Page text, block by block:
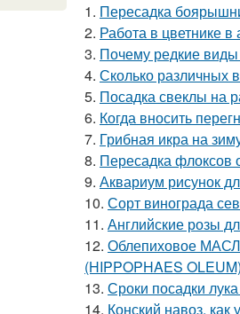
1. Пересадка
2. Работа в цветнике в
3. Почему редкие
4. Сколько различных
5. Посадка свеклы на
6. Когда вносить
7. Грибная икра на
8. Пересадка флоксов
9. Аквариум рисунок
10. Сорт винограда
11. Английские розы
12. Облепиховое
(HIPPOPHAES OLEUM)
13. Сроки посадки
14. Конский навоз,